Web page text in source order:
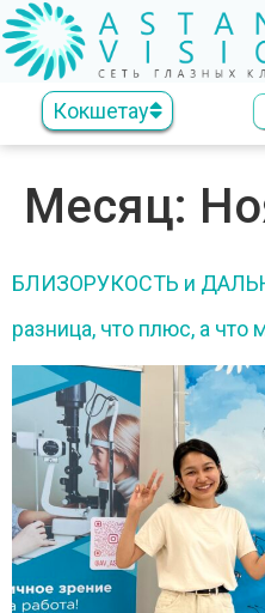
Кокшетау
Месяц:
БЛИЗОРУКОСТЬ и
разница, что плюс, а что